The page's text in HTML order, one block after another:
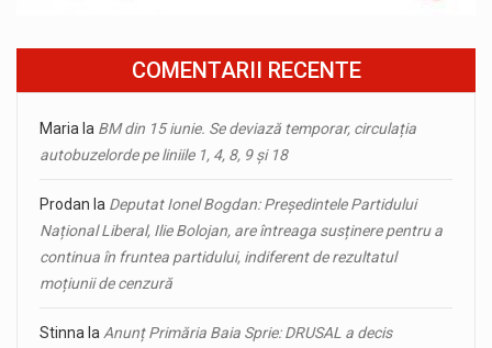
COMENTARII RECENTE
Maria la BM din 15 iunie. Se deviază temporar, circulația
autobuzelorde pe liniile 1, 4, 8, 9 și 18
Prodan la Deputat Ionel Bogdan: Președintele Partidului
Național Liberal, Ilie Bolojan, are întreaga susținere pentru a
continua în fruntea partidului, indiferent de rezultatul
moțiunii de cenzură
Stinna la Anunț Primăria Baia Sprie: DRUSAL a decis